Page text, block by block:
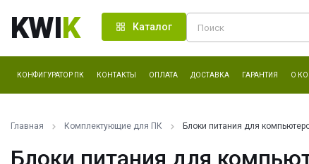
KWIK Каталог
КОНФИГУРАТОР ПК КОНТАКТЫ ОПЛАТА ДОСТАВКА ГАРАНТИЯ О
Главная Комплектующие для ПК Блоки питания для
Блоки питания для